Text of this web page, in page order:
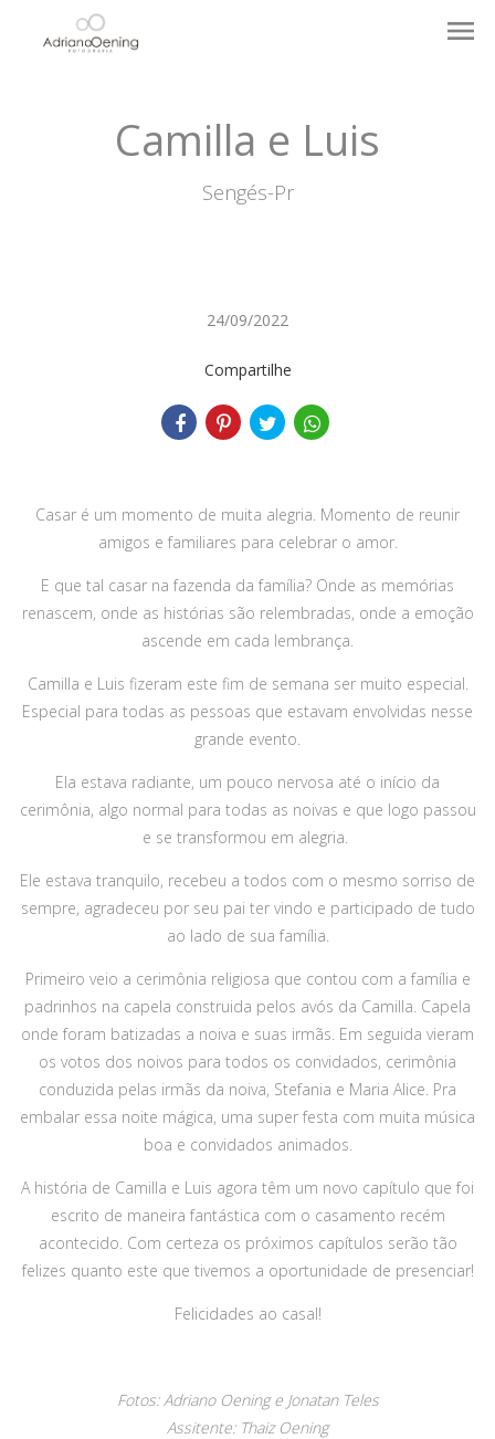
menu
Camilla e Luis
Sengés-Pr
24/09/2022
Compartilhe
Casar é um momento de muita alegria. Momento de reunir
amigos e familiares para celebrar o amor.
E que tal casar na fazenda da família? Onde as memórias
renascem, onde as histórias são relembradas, onde a emoção
ascende em cada lembrança.
Camilla e Luis fizeram este fim de semana ser muito especial.
Especial para todas as pessoas que estavam envolvidas nesse
grande evento.
Ela estava radiante, um pouco nervosa até o início da
cerimônia, algo normal para todas as noivas e que logo passou
e se transformou em alegria.
Ele estava tranquilo, recebeu a todos com o mesmo sorriso de
sempre, agradeceu por seu pai ter vindo e participado de tudo
ao lado de sua família.
Primeiro veio a cerimônia religiosa que contou com a família e
padrinhos na capela construida pelos avós da Camilla. Capela
onde foram batizadas a noiva e suas irmãs. Em seguida vieram
os votos dos noivos para todos os convidados, cerimônia
conduzida pelas irmãs da noiva, Stefania e Maria Alice. Pra
embalar essa noite mágica, uma super festa com muita música
boa e convidados animados.
A história de Camilla e Luis agora têm um novo capítulo que foi
escrito de maneira fantástica com o casamento recém
acontecido. Com certeza os próximos capítulos serão tão
felizes quanto este que tivemos a oportunidade de presenciar!
Felicidades ao casal!
Fotos: Adriano Oening e Jonatan Teles
Assitente: Thaiz Oening